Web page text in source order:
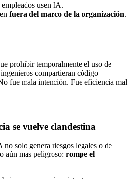
usen IA.
fuera del marco de la organización.
prohibir temporalmente el uso de
compartieran código
fue mala intención. Fue eficiencia mal
se vuelve clandestina
solo genera riesgos legales o de
aún más peligroso: rompe el